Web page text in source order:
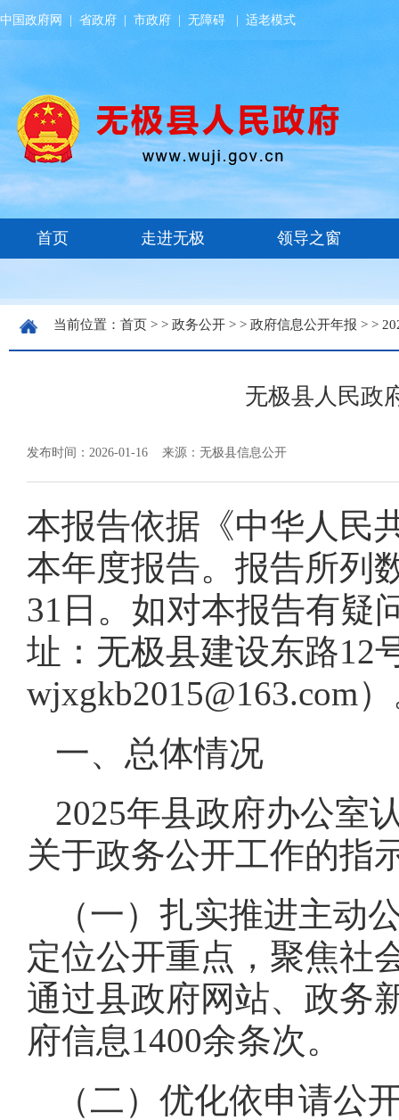
中国政府网 省政府 市政府 无障碍 适老模式
当前位置： 首页 > > 政务公开 > > 政府信息公开年报 > >
无极县人民政
发布时间：2026-01-16 来源：无极县信息公开
本报告依据《中华人民
本年度报告。报告所列
31日。如对本报告有疑
址：无极县建设东路12
wjxgkb2015@163.com
一、总体情况
2025年县政府办公室
关于政务公开工作的指
（一）扎实推进主动
定位公开重点，聚焦社
通过县政府网站、政务
府信息1400余条次。
（二）优化依申请公